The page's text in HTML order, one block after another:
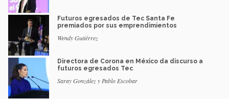
Futuros egresados de Tec Santa Fe
premiados por sus emprendimientos
Wendy Gutiérrez
Directora de Corona en México da discurso a
futuros egresados Tec
Saray González y Pablo Escobar